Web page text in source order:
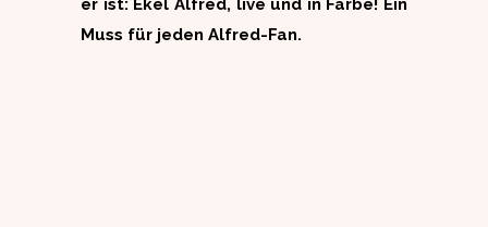
er ist: Ekel Alfred, live und in Farbe! Ein
Muss für jeden Alfred-Fan.